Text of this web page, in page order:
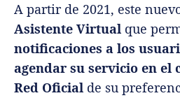
A partir de 2021, este
Asistente Virtual que
notificaciones a los
agendar su servicio en el
Red Oficial de su